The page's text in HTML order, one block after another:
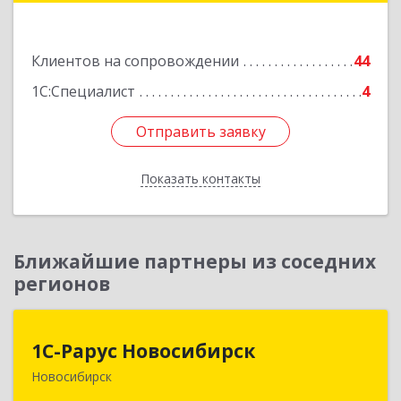
Клиентов на сопровождении
44
1С:Специалист
4
Отправить заявку
Показать контакты
Отправить заявку
Назад
Ближайшие партнеры из соседних
регионов
1С-Рарус Новосибирск
Новосибирск
1С-Рарус Новосибирск
630015, Новосибирская обл, Новосибирск г,